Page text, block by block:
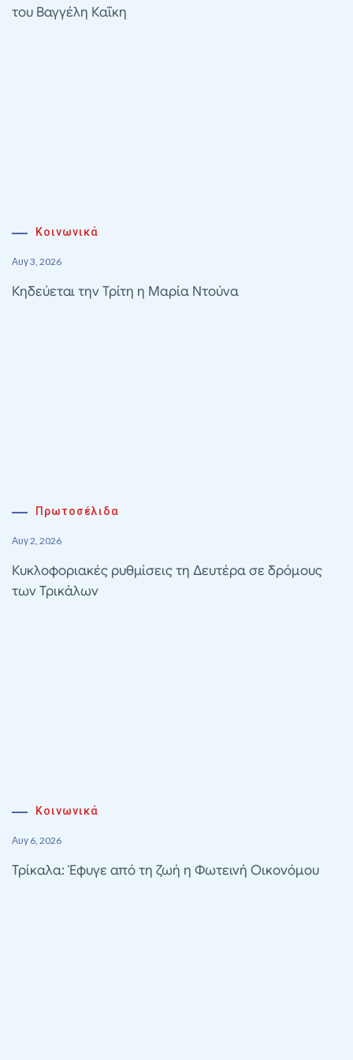
του Βαγγέλη Καΐκη
Κοινωνικά
Αυγ 3, 2026
Κηδεύεται την Τρίτη η Μαρία Ντούνα
Πρωτοσέλιδα
Αυγ 2, 2026
Κυκλοφοριακές ρυθμίσεις τη Δευτέρα σε δρόμους
των Τρικάλων
Κοινωνικά
Αυγ 6, 2026
Τρίκαλα: Έφυγε από τη ζωή η Φωτεινή Οικονόμου